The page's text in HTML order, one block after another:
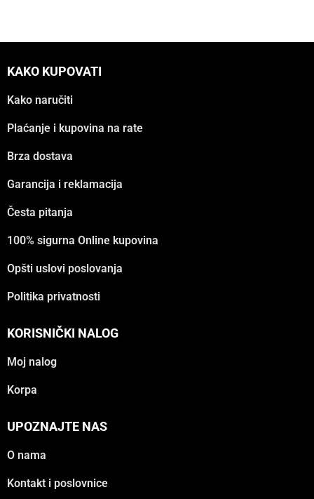
KAKO KUPOVATI
Kako naručiti
Plaćanje i kupovina na rate
Brza dostava
Garancija i reklamacija
Česta pitanja
100% sigurna Online kupovina
Opšti uslovi poslovanja
Politika privatnosti
KORISNIČKI NALOG
Moj nalog
Korpa
UPOZNAJTE NAS
O nama
Kontakt i poslovnice